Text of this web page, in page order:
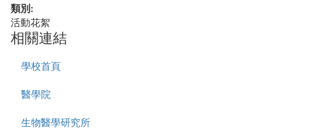
類別:
活動花絮
相關連結
學校首頁
醫學院
生物醫學研究所